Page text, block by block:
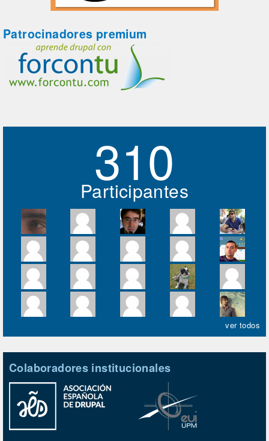
Patrocinadores premium
310
Participantes
ver todos
Colaboradores institucionales